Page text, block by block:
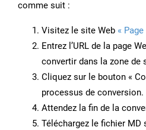
comme suit :
Visitez le site Web «
Entrez l’URL de la page
convertir dans la zone de
Cliquez sur le bouton «
processus de conversion.
Attendez la fin de la
Téléchargez le fichier MD